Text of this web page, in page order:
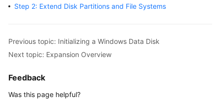
Started
Guide
API
Step 2: Extend Disk Partitions and File Systems
Previous topic: Initializing a Windows Data Disk
Next topic: Expansion Overview
Feedback
Was this page helpful?